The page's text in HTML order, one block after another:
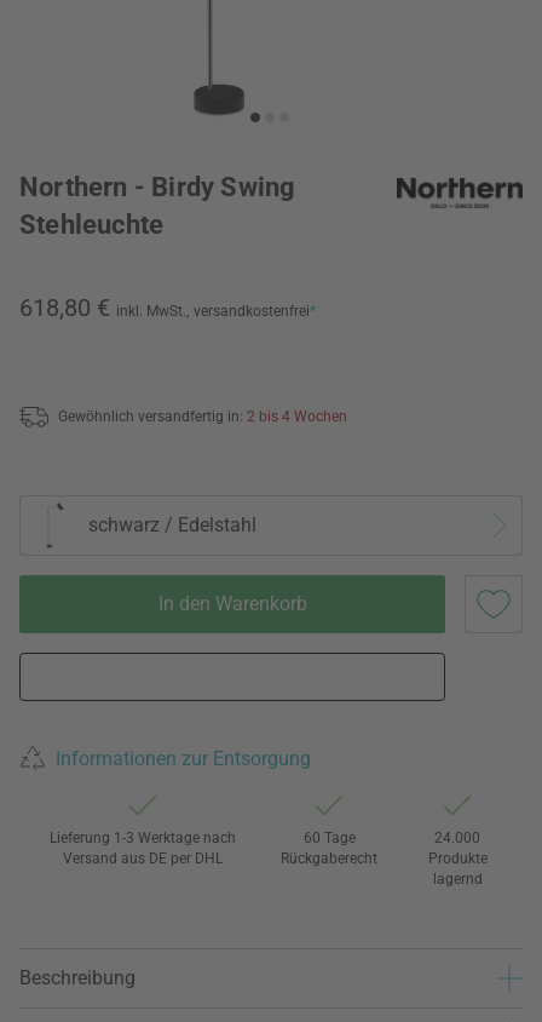
Northern - Birdy Swing
Stehleuchte
618,80 € inkl. MwSt., versandkostenfrei*
Gewöhnlich versandfertig in: 2 bis 4 Wochen
schwarz / Edelstahl
In den Warenkorb
Informationen zur Entsorgung
Lieferung 1-3 Werktage nach
Versand aus DE per DHL
60 Tage
Rückgaberecht
24.000
Produkte
lagernd
Beschreibung